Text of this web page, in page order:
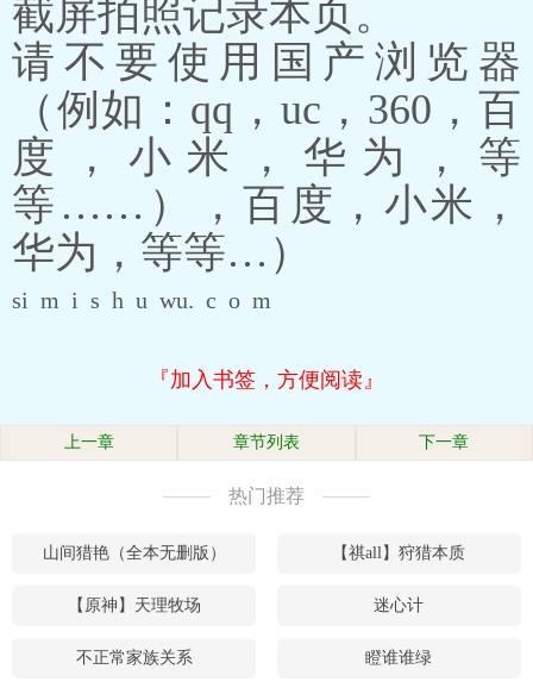
截屏拍照记录本页。
请不要使用国产浏览器
（例如：qq，uc，360，百
度，小米，华为，等
等……），百度，小米，
华为，等等…）
si m i s h u wu. c o m
『加入书签，方便阅读』
上一章 章节列表 下一章
热门推荐
山间猎艳（全本无删版） 【祺all】狩猎本质
【原神】天理牧场 迷心计
不正常家族关系 瞪谁谁绿